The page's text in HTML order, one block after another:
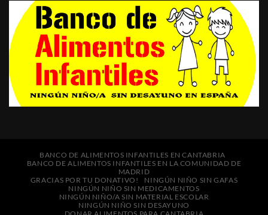
BANCO DE ALIMENTOS INFANTILES EN CANTABRIA
BANCO DE ALIMENTOS INFANTILES EN LA COMUNIDAD DE
MADRID
GRACIAS POR TU DONATIVO!
NINGÚN NIÑO SIN GAFAS
NINGÚN NIÑO SIN MEDICAMENTOS
NINGÚN NIÑO/A SIN MATERIAL ESCOLAR
NINGÚN NIÑO SIN DESAYUNO